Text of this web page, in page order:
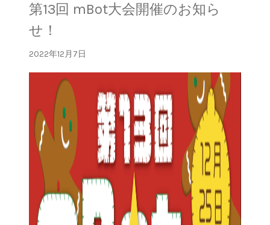
第13回 mBot大会開催のお知ら
せ！
2022年12月7日